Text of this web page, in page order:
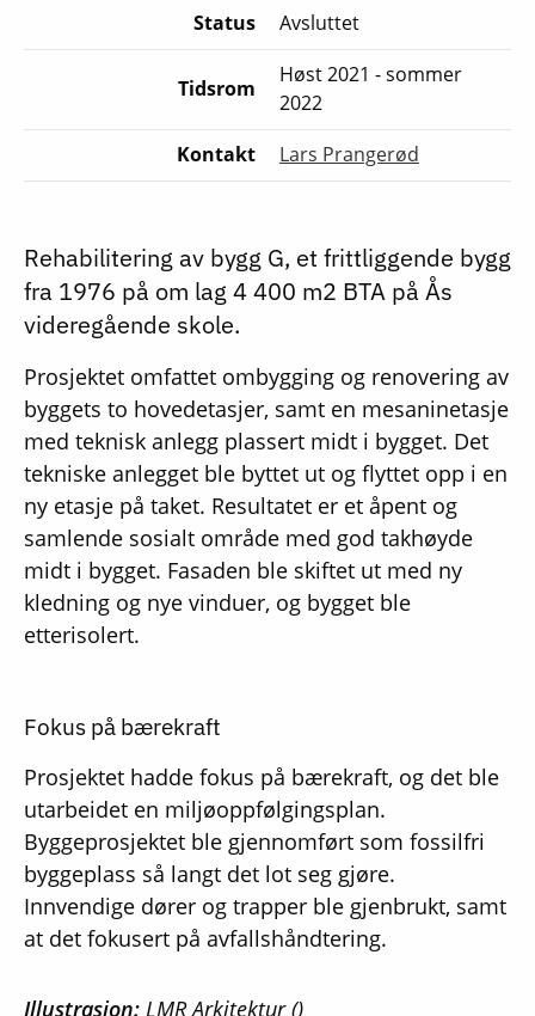
Status
Avsluttet
Tidsrom
Høst 2021 - sommer
2022
Kontakt
Lars Prangerød
Rehabilitering av bygg G, et frittliggende bygg
fra 1976 på om lag 4 400 m2 BTA på Ås
videregående skole.
Prosjektet omfattet ombygging og renovering av
byggets to hovedetasjer, samt en mesaninetasje
med teknisk anlegg plassert midt i bygget. Det
tekniske anlegget ble byttet ut og flyttet opp i en
ny etasje på taket. Resultatet er et åpent og
samlende sosialt område med god takhøyde
midt i bygget. Fasaden ble skiftet ut med ny
kledning og nye vinduer, og bygget ble
etterisolert.
Fokus på bærekraft
Prosjektet hadde fokus på bærekraft, og det ble
utarbeidet en miljøoppfølgingsplan.
Byggeprosjektet ble gjennomført som fossilfri
byggeplass så langt det lot seg gjøre.
Innvendige dører og trapper ble gjenbrukt, samt
at det fokusert på avfallshåndtering.
Illustrasjon: LMR Arkitektur ()